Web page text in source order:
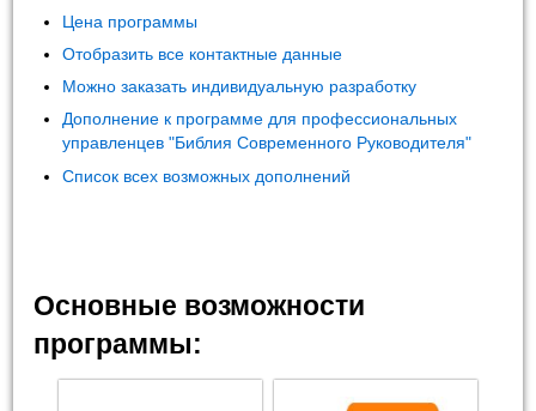
Цена программы
Отобразить все контактные данные
Можно заказать индивидуальную разработку
Дополнение к программе для профессиональных
управленцев "Библия Современного Руководителя"
Список всех возможных дополнений
Основные возможности
программы: